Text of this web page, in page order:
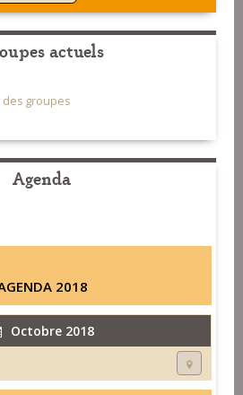
actuels
groupes
Agenda
2018
Octobre 2018